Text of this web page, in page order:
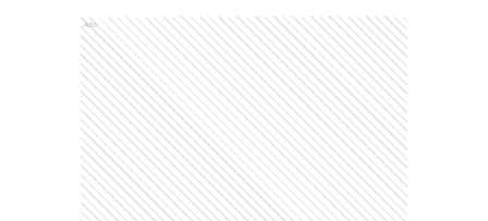
Ads